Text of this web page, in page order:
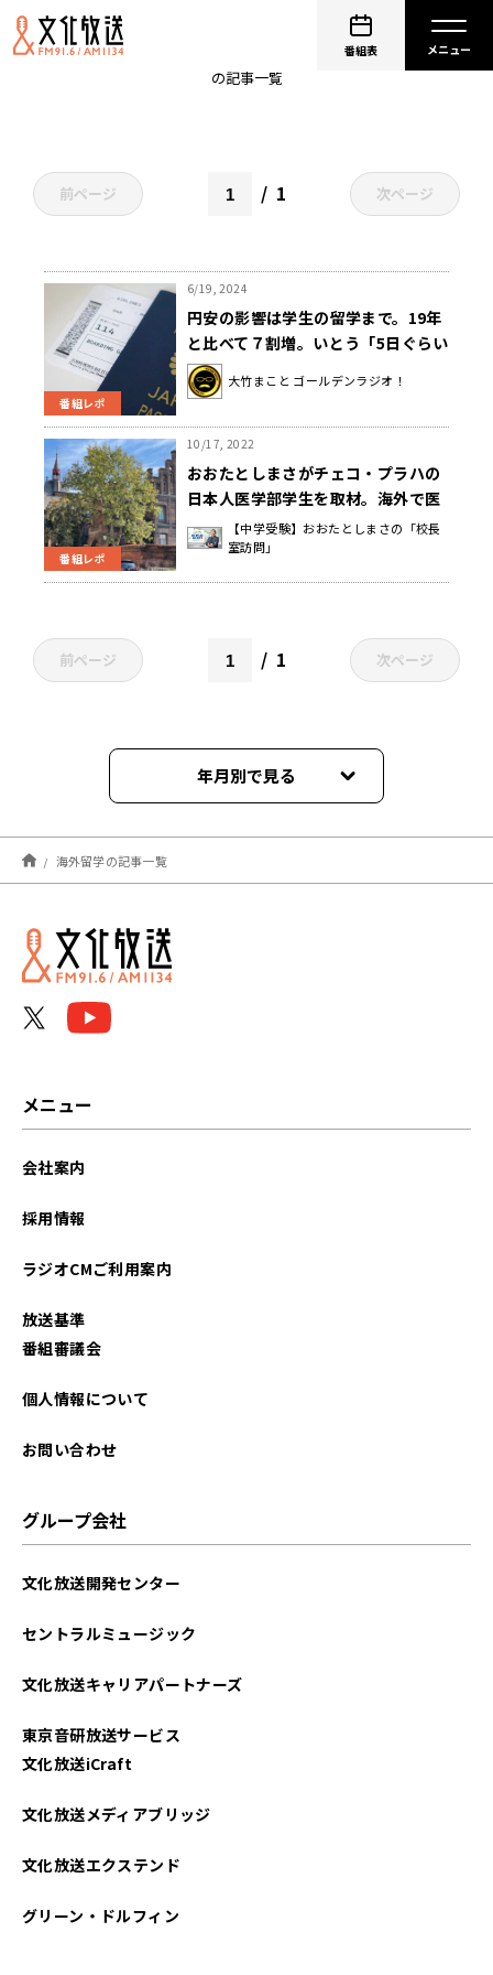
番組表
の記事一覧
前ページ 1 次ページ
番組レポ
6/19, 2024
円安の影響は学生の留学まで。19年
と比べて７割増。いとう「5日ぐらい
のロケでも円安を実感する」
大竹まこと ゴールデンラジオ！
番組レポ
10/17, 2022
おおたとしまさがチェコ・プラハの
日本人医学部学生を取材。海外で医
学を学ぶってどういうこと？
【中学受験】おおたとしまさの「校長
室訪問」
前ページ 1 次ページ
年月別で見る
2024年06月
2022年10月
海外留学の記事一覧
メニュー
会社案内
採用情報
ラジオCMご利用案内
放送基準
番組審議会
個人情報について
お問い合わせ
グループ会社
文化放送開発センター
セントラルミュージック
文化放送キャリアパートナーズ
東京音研放送サービス
文化放送iCraft
文化放送メディアブリッジ
文化放送エクステンド
グリーン・ドルフィン